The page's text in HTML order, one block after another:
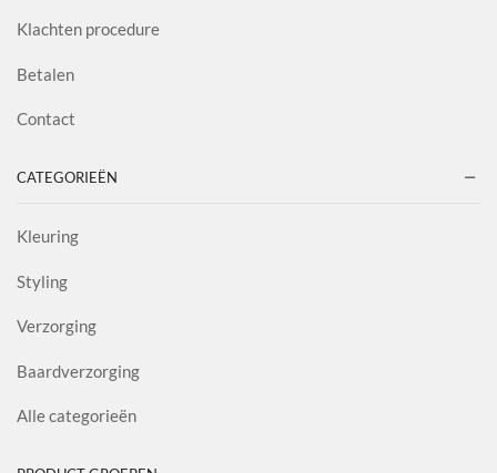
Klachten procedure
Betalen
Contact
CATEGORIEËN
Kleuring
Styling
Verzorging
Baardverzorging
Alle categorieën